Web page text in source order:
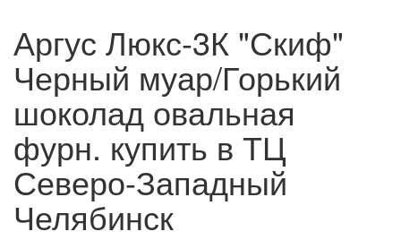
Аргус Люкс-3К "Скиф"
Черный муар/Горький
шоколад овальная
фурн. купить в ТЦ
Северо-Западный
Челябинск